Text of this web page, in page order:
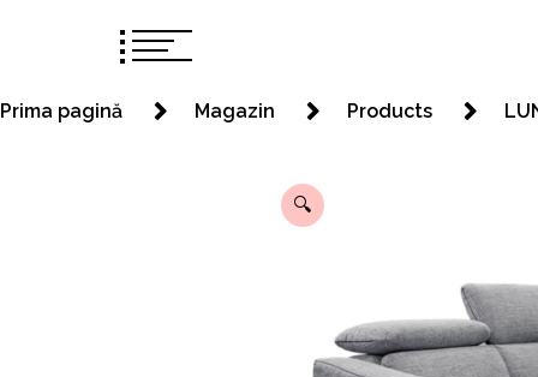
Prima pagină Magazin Products
🔍